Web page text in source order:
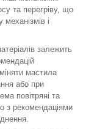
та перегріву, що
і
залежить
мастила
або при
повітряні та
з рекомендаціями